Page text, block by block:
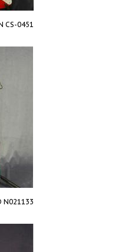
CS-0451
N021133